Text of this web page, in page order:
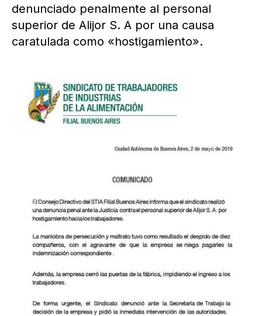
denunciado penalmente al personal
superior de Alijor S. A por una causa
caratulada como «hostigamiento».